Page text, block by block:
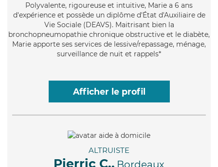
Polyvalente, rigoureuse et intuitive, Marie a 6 ans
d'expérience et possède un diplôme d'État d'Auxiliaire de
Vie Sociale (DEAVS). Maitrisant bien la
bronchopneumopathie chronique obstructive et le diabète,
Marie apporte ses services de lessive/repassage, ménage,
surveillance de nuit et rappels*
Afficher le profil
ALTRUISTE
Pierric C., Bordeaux